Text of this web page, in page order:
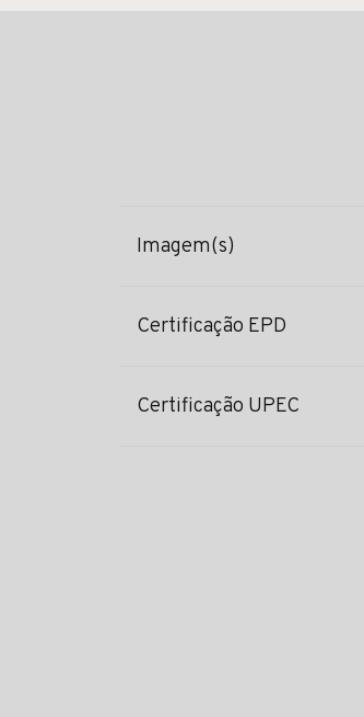
Imagem(s)
Certificação EPD
Certificação UPEC